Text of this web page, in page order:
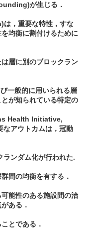
が生じる．
，重要な特性，すな
均衡に割付けるために
層に別のブロックラン
一般的に用いられる層
が知られている特定の
Health Initiative,
なアウトカムは，冠動
ランダム化が行われた.
間の均衡を有する．
能性のある施設間の治
ある．
とである．